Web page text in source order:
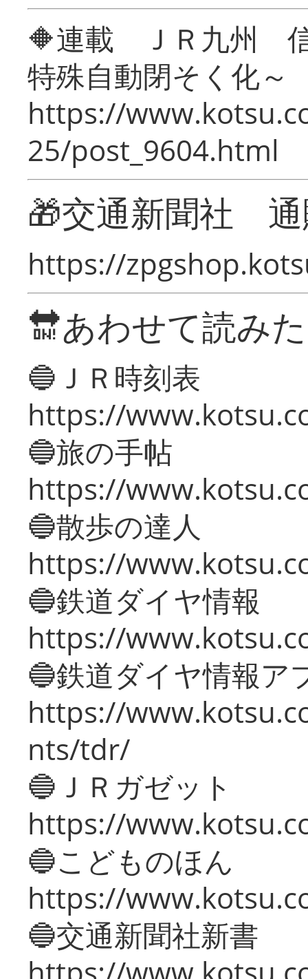
🔶連載 ＪＲ九州 信
特殊自動閉そく化～
https://
25/post_9604.html
🎁交通新聞社
https://
🔛あわせて読み
🔵ＪＲ時刻表
https://
🔵旅の手帖
https://
🔵散歩の達人
https://
🔵鉄道ダイヤ情報
https://
🔵鉄道ダイヤ情報ア
https://
nts/tdr/
🔵ＪＲガゼット
https://
🔵こどものほん
https://
🔵交通新聞社新書